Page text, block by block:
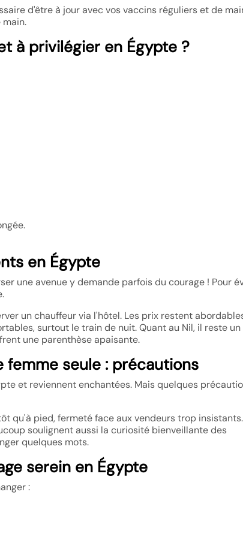
d'être à jour avec vos vaccins réguliers et de
à privilégier en Égypte ?
en Égypte
une avenue y demande parfois du courage ! Pour
un chauffeur via l'hôtel. Les prix restent
surtout le train de nuit. Quant au Nil, il reste un
une parenthèse apaisante.
femme seule : précautions
et reviennent enchantées. Mais quelques
qu'à pied, fermeté face aux vendeurs trop
soulignent aussi la curiosité bienveillante des
quelques mots.
serein en Égypte
: